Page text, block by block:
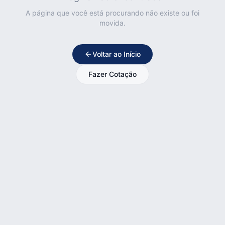
A página que você está procurando não existe ou foi
movida.
Voltar ao Início
Fazer Cotação